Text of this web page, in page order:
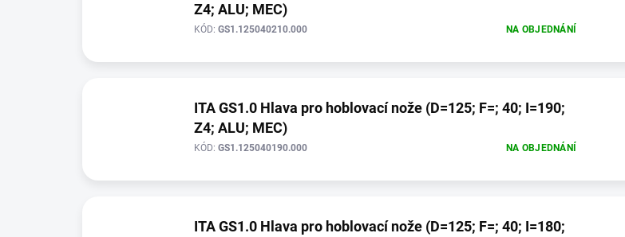
Z4; ALU; MEC)
NA OBJEDNÁNÍ
KÓD: GS1.125040210.000
ITA GS1.0 Hlava pro hoblovací nože (D=125; F=; 40; I=190;
Z4; ALU; MEC)
NA OBJEDNÁNÍ
KÓD: GS1.125040190.000
ITA GS1.0 Hlava pro hoblovací nože (D=125; F=; 40; I=180;